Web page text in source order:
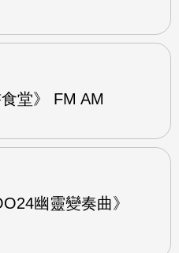
堂》 FM AM
幽靈變奏曲》